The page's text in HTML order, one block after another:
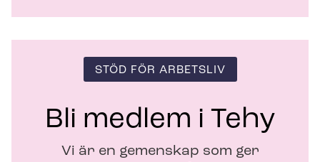
STÖD FÖR ARBETSLIV
Bli medlem i Tehy
Vi är en gemenskap som ger